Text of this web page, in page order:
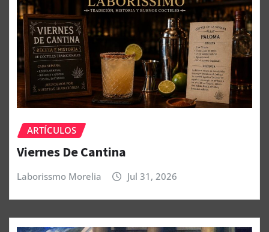
ARTÍCULOS
Viernes De Cantina
Laborissmo Morelia Jul 31, 2026